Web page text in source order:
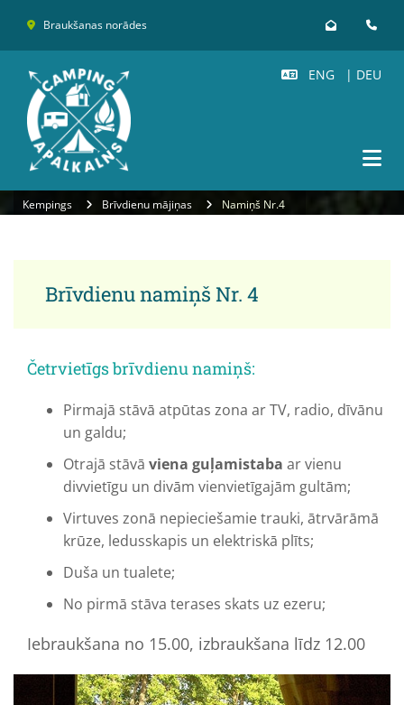
 Braukšanas norādes  
 ENG | DEU
Kempings Brīvdienu mājiņas Namiņš Nr.4
Brīvdienu namiņš Nr. 4
Četrvietīgs brīvdienu namiņš:
Pirmajā stāvā atpūtas zona ar TV, radio, dīvānu
un galdu;
Otrajā stāvā viena guļamistaba ar vienu
divvietīgu un divām vienvietīgajām gultām;
Virtuves zonā nepieciešamie trauki, ātrvārāmā
krūze, ledusskapis un elektriskā plīts;
Duša un tualete;
No pirmā stāva terases skats uz ezeru;
Iebraukšana no 15.00, izbraukšana līdz 12.00